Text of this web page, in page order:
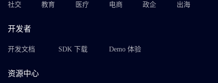
社交 教育 医疗 电商 政企 出海
开发者
开发文档 SDK 下载 Demo 体验
资源中心